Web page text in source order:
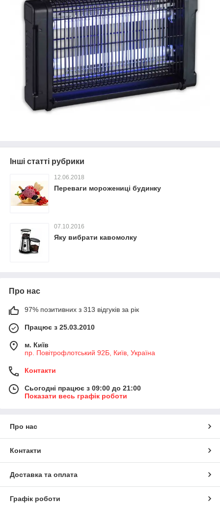
Інші статті рубрики
12.06.2018
Переваги морожениці будинку
07.10.2016
Яку вибрати кавомолку
Про нас
97% позитивних з 313 відгуків за рік
Працює з 25.03.2010
м. Київ
пр. Повітрофлотський 92Б, Київ, Україна
Контакти
Сьогодні працює з 09:00 до 21:00
Показати весь графік роботи
Про нас
Контакти
Доставка та оплата
Графік роботи